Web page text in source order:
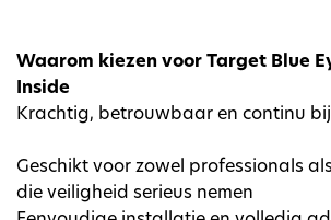
Waarom kiezen voor Target Blue
Inside
Krachtig, betrouwbaar en continu
Geschikt voor zowel professionals
die veiligheid serieus nemen